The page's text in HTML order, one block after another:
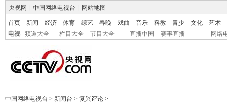
央视网 中国网络电视台 网站地图
首页 新闻 经济 体育 综艺 春晚 戏曲 音乐 科教 青少 文化
艺术
电视
频道大全 栏目大全 节目大全 直播中国 赛事直播 网络
中国网络电视台 > 新闻台 > 复兴评论 >